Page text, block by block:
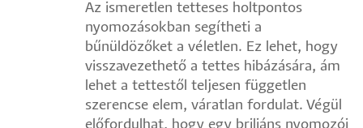
Az ismeretlen tetteses holtpontos
nyomozásokban segítheti a
bűnüldözőket a véletlen. Ez lehet, hogy
visszavezethető a tettes hibázására, ám
lehet a tettestől teljesen független
szerencse elem, váratlan fordulat. Végül
előfordulhat, hogy egy briliáns nyomozói